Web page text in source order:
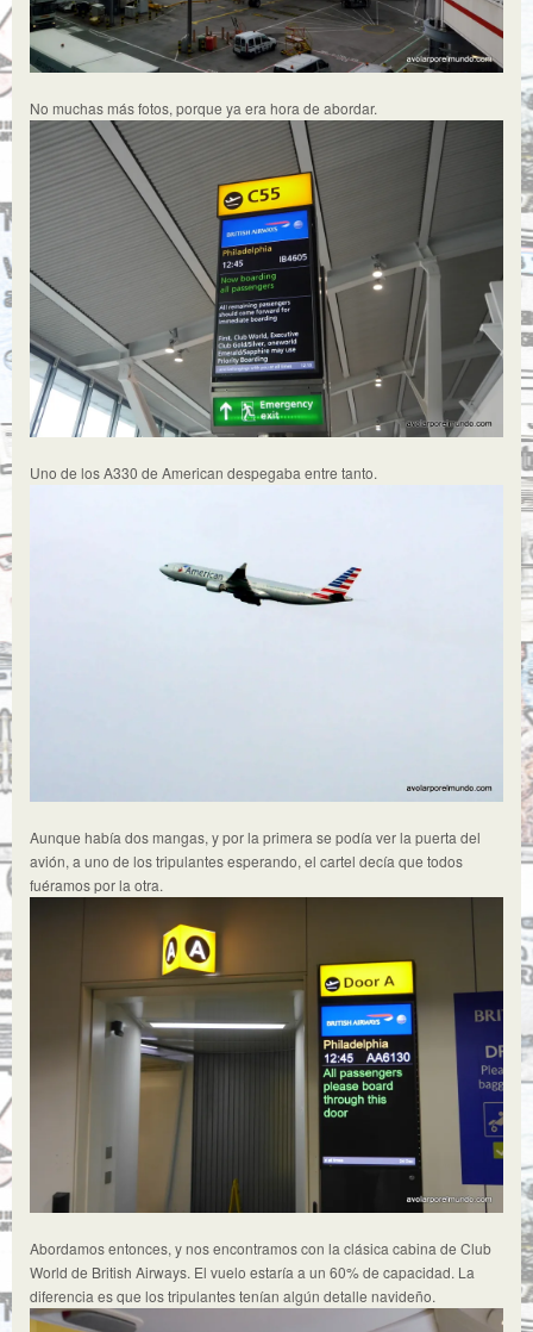
No muchas más fotos, porque ya era hora de abordar.
Uno de los A330 de American despegaba entre tanto.
Aunque había dos mangas, y por la primera se podía ver la puerta del
avión, a uno de los tripulantes esperando, el cartel decía que todos
fuéramos por la otra.
Abordamos entonces, y nos encontramos con la clásica cabina de Club
World de British Airways. El vuelo estaría a un 60% de capacidad. La
diferencia es que los tripulantes tenían algún detalle navideño.